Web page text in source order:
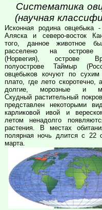
Систематика
(научная
Исконная родина овцебыка -
Аляска и северо-восток
того, данное животное
расселено на острове
(Норвегия), острове
полуострове Таймыр
овцебыков кочуют по сухим
плато, где лето скоротечно,
долгие, морозные и
Скудный растительный
представлен некоторыми
карликовой ивой и
летом ненадолго
растения. В местах
полярная ночь длится с 22
марта.